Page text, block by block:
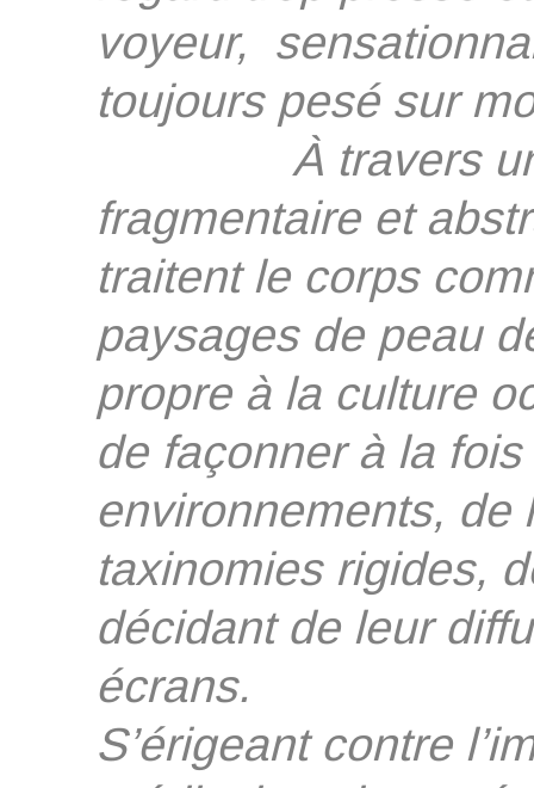
voyeur,
toujours pesé sur
À travers une
fragmentaire et
traitent le corps
paysages de peau
propre à la culture
de façonner à la
environnements, de
taxinomies rigides,
décidant de leur
écrans.
S’érigeant contre